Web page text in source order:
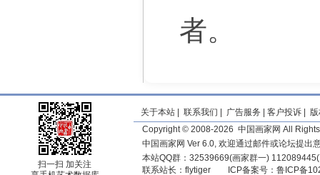
者。
扫一扫 加关注
关于本站 联系我们 广告服务 客户投诉
Copyright © 2008-2026 中国画家网 All
中国画家网 Ver 6.0, 欢迎通过邮件或论坛提出
本站QQ群：32539669(画家群一)
联系站长： flytiger ICP备案号： 鲁ICP备